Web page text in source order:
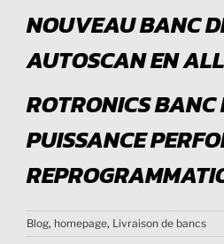
NOUVEAU BANC
AUTOSCAN EN
ROTRONICS BANC
PUISSANCE
Blog, homepage, Livraison de bancs